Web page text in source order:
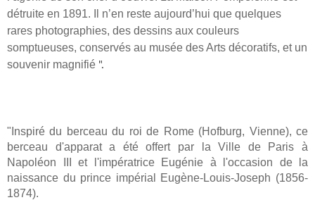
détruite en 1891. Il n’en reste aujourd’hui que quelques
rares photographies, des dessins aux couleurs
somptueuses, conservés au musée des Arts décoratifs, et un
souvenir magnifié ".
"Inspiré du berceau du roi de Rome (Hofburg, Vienne), ce
berceau d'apparat a été offert par la Ville de Paris à
Napoléon III et l'impératrice Eugénie à l'occasion de la
naissance du prince impérial Eugène-Louis-Joseph (1856-
1874).